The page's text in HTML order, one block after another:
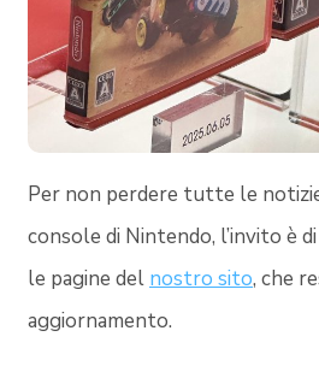
Per non perdere tutte le
console di Nintendo, l’invito è
le pagine del nostro sito, che
aggiornamento.